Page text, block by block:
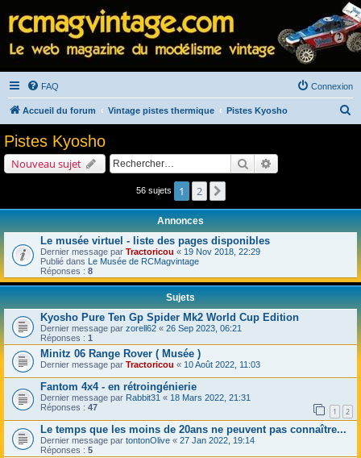
FAQ Connexion
Accueil du forum Vintage pistes thermique Pistes Kyosho
r
Pistes Kyosho
Nouveau sujet Rechercher
56 sujets 1 2
Annonces
Le musée virtuel - liste des pages disponibles
Dernier message par Tractoricou « 19 Nov 2018, 22:29
Publié dans Le Musée de RCMagvintage
Réponses : 8
Sujets
Kyosho Pure Ten Gp Spider Mk2 World Cup Edition
Dernier message par zorell62 « 26 Sep 2023, 06:21
Réponses : 1
Minitz 06 Range Rover ( Musée )
Dernier message par Tractoricou « 10 Août 2022, 11:03
Fantom 4x4 - en rétroingénierie
Dernier message par Rabbit31 « 18 Mars 2022, 21:31
Réponses : 47 1 2
Le temps que les moins de 20ans ne peuvent pas connaître...
Dernier message par tontonOlive « 27 Jan 2022, 19:14
Réponses : 5